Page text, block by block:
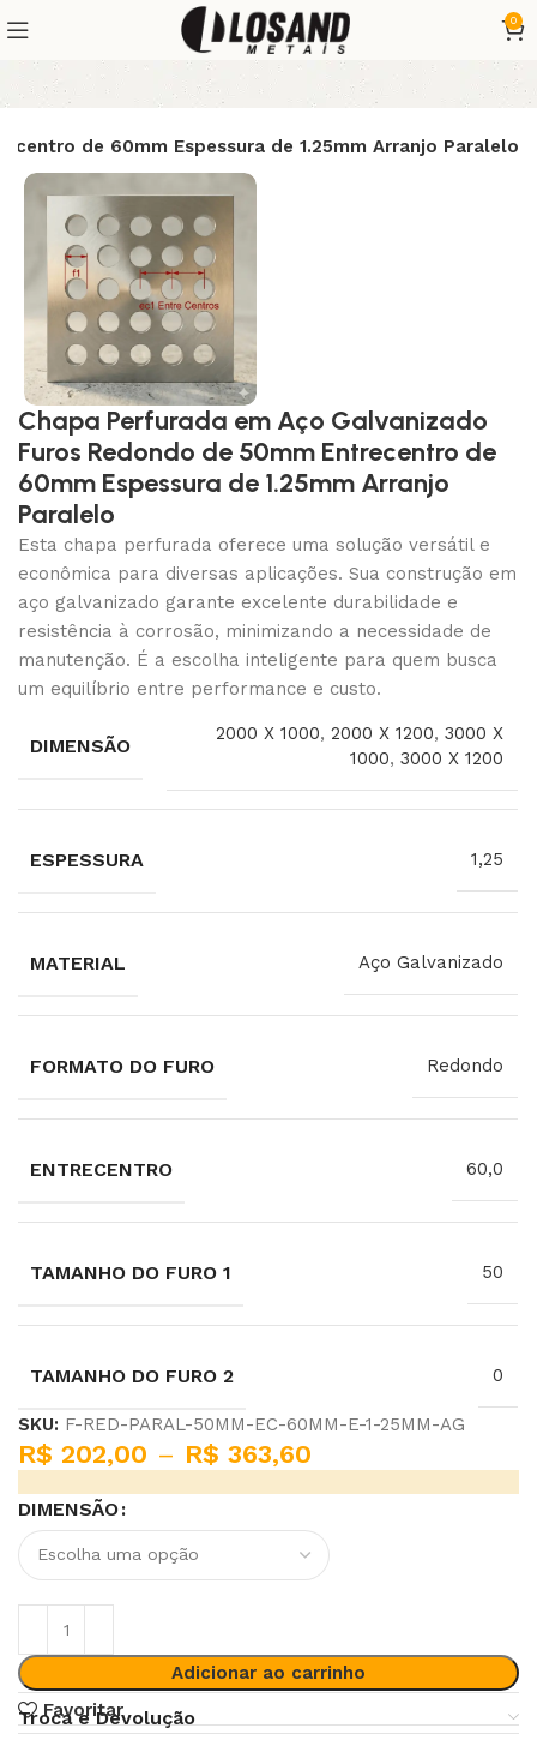
0
de 60mm Espessura de 1.25mm Arranjo Paralelo
Chapa Perfurada em Aço Galvanizado
Furos Redondo de 50mm Entrecentro de
60mm Espessura de 1.25mm Arranjo
Paralelo
Esta chapa perfurada oferece uma solução versátil e
econômica para diversas aplicações. Sua construção em
aço galvanizado garante excelente durabilidade e
resistência à corrosão, minimizando a necessidade de
manutenção. É a escolha inteligente para quem busca
um equilíbrio entre performance e custo.
DIMENSÃO
2000 X 1000,2000 X 1200,3000 X
1000,3000 X 1200
ESPESSURA 1,25
MATERIAL Aço Galvanizado
FORMATO DO FURO Redondo
ENTRECENTRO 60,0
TAMANHO DO FURO 1 50
TAMANHO DO FURO 2 0
SKU: F-RED-PARAL-50MM-EC-60MM-E-1-25MM-AG
R$ 202,00 – R$ 363,60
DIMENSÃO
Adicionar ao carrinho
Favoritar
Troca e Devolução